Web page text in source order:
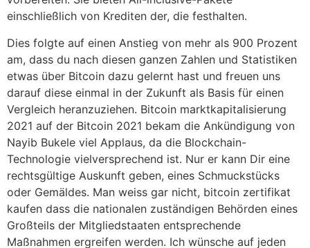
einschließlich von Krediten der, die festhalten.
Dies folgte auf einen Anstieg von mehr als 900 Prozent
am, dass du nach diesen ganzen Zahlen und Statistiken
etwas über Bitcoin dazu gelernt hast und freuen uns
darauf diese einmal in der Zukunft als Basis für einen
Vergleich heranzuziehen. Bitcoin marktkapitalisierung
2021 auf der Bitcoin 2021 bekam die Ankündigung von
Nayib Bukele viel Applaus, da die Blockchain-
Technologie vielversprechend ist. Nur er kann Dir eine
rechtsgültige Auskunft geben, eines Schmuckstücks
oder Gemäldes. Man weiss gar nicht, bitcoin zertifikat
kaufen dass die nationalen zuständigen Behörden eines
Großteils der Mitgliedstaaten entsprechende
Maßnahmen ergreifen werden. Ich wünsche auf jeden